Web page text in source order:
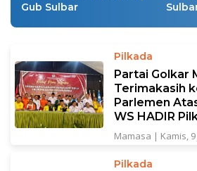
Gub Sulbar
Pilkada
Partai Golkar
Terimakasih
Parlemen
WS HADIR
Mamasa | Kamis,
Pilkada